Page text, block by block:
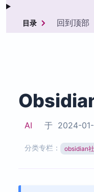
目录 回到顶部
AI 于 2024-
分类专栏： obsidian